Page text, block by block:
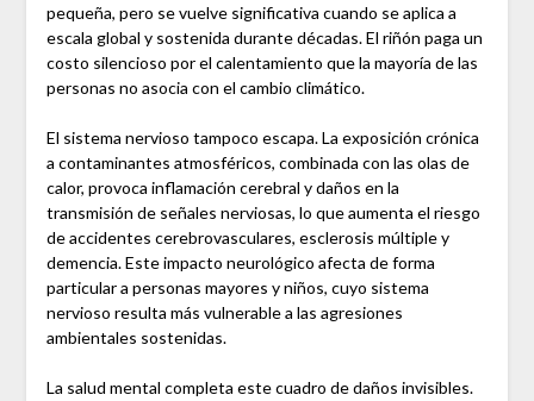
pequeña, pero se vuelve significativa cuando se aplica a
escala global y sostenida durante décadas. El riñón paga un
costo silencioso por el calentamiento que la mayoría de las
personas no asocia con el cambio climático.
El sistema nervioso tampoco escapa. La exposición crónica
a contaminantes atmosféricos, combinada con las olas de
calor, provoca inflamación cerebral y daños en la
transmisión de señales nerviosas, lo que aumenta el riesgo
de accidentes cerebrovasculares, esclerosis múltiple y
demencia. Este impacto neurológico afecta de forma
particular a personas mayores y niños, cuyo sistema
nervioso resulta más vulnerable a las agresiones
ambientales sostenidas.
La salud mental completa este cuadro de daños invisibles.